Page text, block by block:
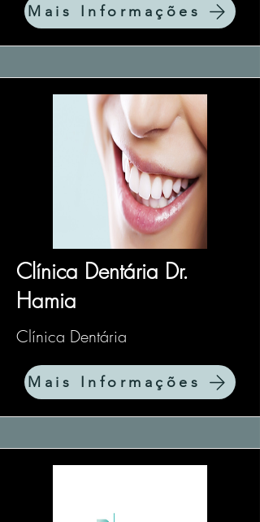
Mais Informações
Clínica Dentária Dr.
Hamia
Clínica Dentária
Mais Informações